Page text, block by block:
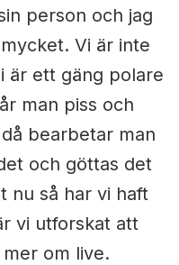
person och jag
Vi är inte
är ett gäng polare
man piss och
bearbetar man
och göttas det
nu så har vi haft
vi utforskat att
om live.